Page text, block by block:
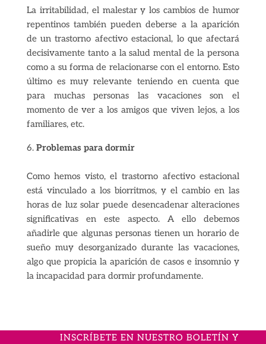
La irritabilidad, el malestar y los cambios de humor
repentinos también pueden deberse a la aparición
de un trastorno afectivo estacional, lo que afectará
decisivamente tanto a la salud mental de la persona
como a su forma de relacionarse con el entorno. Esto
último es muy relevante teniendo en cuenta que
para muchas personas las vacaciones son el
momento de ver a los amigos que viven lejos, a los
familiares, etc.
Problemas para dormir
Como hemos visto, el trastorno afectivo estacional
está vinculado a los biorritmos, y el cambio en las
horas de luz solar puede desencadenar alteraciones
significativas en este aspecto. A ello debemos
añadirle que algunas personas tienen un horario de
sueño muy desorganizado durante las vacaciones,
algo que propicia la aparición de casos e insomnio y
la incapacidad para dormir profundamente.
INSCRÍBETE EN NUESTRO BOLETÍN Y